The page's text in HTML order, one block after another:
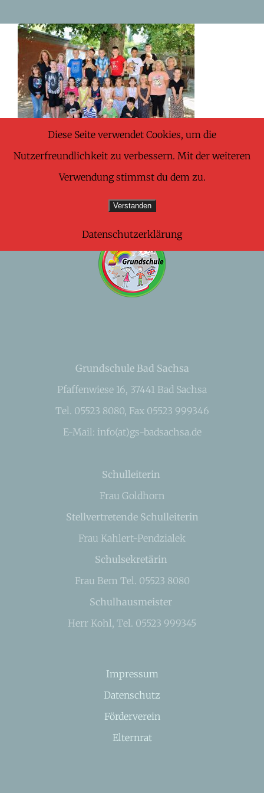
content
Grundschule Bad Sachsa
Pfaffenwiese 16, 37441 Bad Sachsa
Tel. 05523 8080, Fax 05523 999346
E-Mail: info(at)gs-badsachsa.de
Schulleiterin
Frau Goldhorn
Stellvertretende Schulleiterin
Frau Kahlert-Pendzialek
Schulsekretärin
Frau Bem Tel. 05523 8080
Schulhausmeister
Herr Kohl, Tel. 05523 999345
Impressum
Datenschutz
Förderverein
Elternrat
Diese Seite verwendet Cookies, um die
Nutzerfreundlichkeit zu verbessern. Mit der weiteren
Verwendung stimmst du dem zu.
Verstanden
Datenschutzerklärung